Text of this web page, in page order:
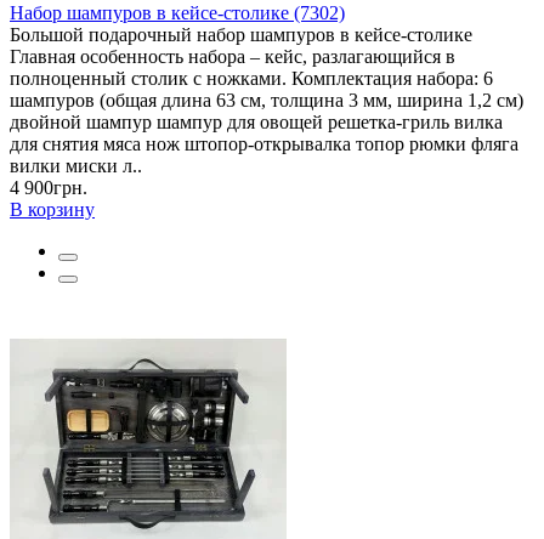
Набор шампуров в кейсе-столике (7302)
Большой подарочный набор шампуров в кейсе-столике
Главная особенность набора – кейс, разлагающийся в
полноценный столик с ножками. Комплектация набора: 6
шампуров (общая длина 63 см, толщина 3 мм, ширина 1,2 см)
двойной шампур шампур для овощей решетка-гриль вилка
для снятия мяса нож штопор-открывалка топор рюмки фляга
вилки миски л..
4 900грн.
В корзину